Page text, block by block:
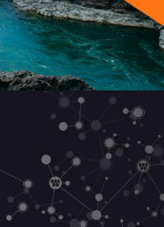
SIVI DEŞARJ